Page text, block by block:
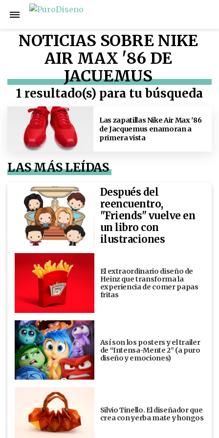
NOTICIAS SOBRE NIKE
AIR MAX '86 DE
JACUEMUS
1 resultado(s) para tu búsqueda
Las zapatillas Nike Air Max '86
de Jacquemus enamoran a
primera vista
LAS MÁS LEÍDAS
Después del
reencuentro,
"Friends" vuelve en
un libro con
ilustraciones
El extraordinario diseño de
Heinz que transforma la
experiencia de comer papas
fritas
Así son los posters y el trailer
de “Intensa-Mente 2” (a puro
diseño y emociones)
Silvio Tinello. El diseñador que
crea con yerba mate y hongos